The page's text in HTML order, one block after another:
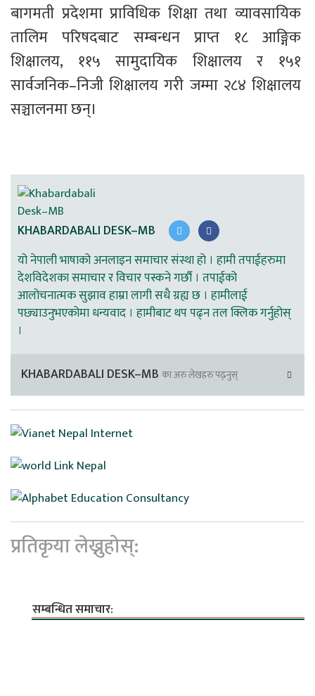
बागमती प्रदेशमा प्राविधिक शिक्षा तथा व्यावसायिक
तालिम परिषदबाट सम्बन्धन प्राप्त १८ आङ्गिक
शिक्षालय, ११५ सामुदायिक शिक्षालय र १५१
सार्वजनिक–निजी शिक्षालय गरी जम्मा २८४ शिक्षालय
सञ्चालनमा छन्।
KHABARDABALI DESK–MB
यो नेपाली भाषाको अनलाइन समाचार संस्था हो । हामी तपाईहरुमा
देशविदेशका समाचार र विचार पस्कने गर्छौ । तपाईको
आलोचनात्मक सुझाव हाम्रा लागी सधै ग्रह्य छ । हामीलाई
पछ्याउनुभएकोमा धन्यवाद । हामीबाट थप पढ्न तल क्लिक गर्नुहोस्
।
KHABARDABALI DESK–MB का अरु लेखहरु पढ्नुस्
प्रतिकृया लेख्नुहोस्:
सम्बन्धित समाचार: